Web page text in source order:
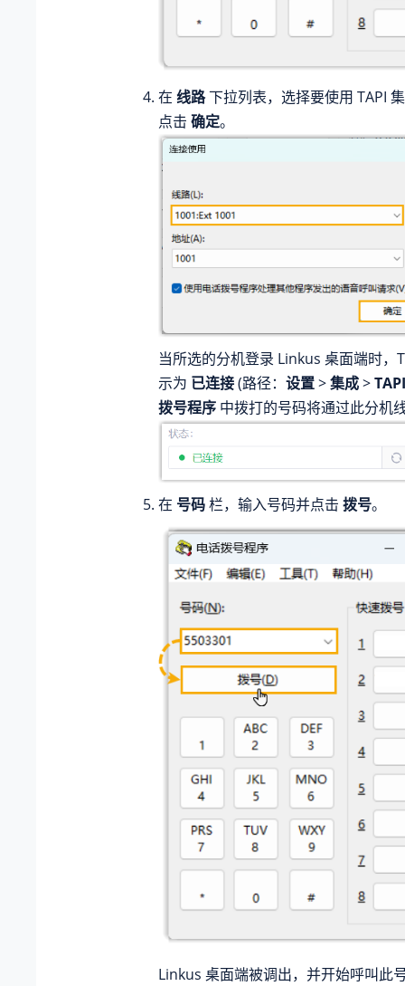
在 线路下拉列表，选择要使用 TAPI
点击 确定。
当所选的分机登录 Linkus 桌面端时，
示为 已连接(路径： 设置>集成>
拨号程序 中拨打的号码将通过此分机
在 号码栏，输入号码并点击 拨号。
Linkus 桌面端被调出，并开始呼叫此